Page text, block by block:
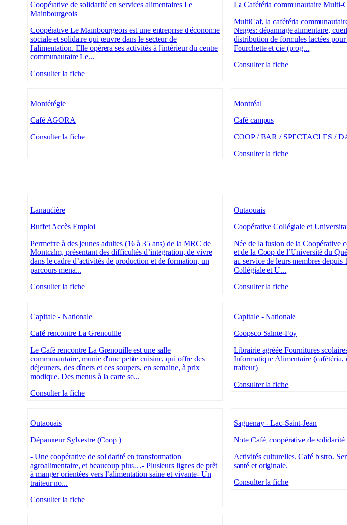
Coopérative de solidarité en services alimentaires Le
Mainbourgeois
Coopérative Le Mainbourgeois est une entreprise d'économie
sociale et solidaire qui œuvre dans le secteur de
l'alimentation. Elle opérera ses activités à l'intérieur du centre
communautaire Le...
Consulter la fiche
La Cafétéria communautaire Multi-
MultiCaf, la cafétéria
Neiges: dépannage alimentaire,
distribution de formules lactées pour
Fourchette et cie (prog...
Consulter la fiche
Montérégie
Café AGORA
Consulter la fiche
Montréal
Café campus
COOP / BAR / SPECTACLES /
Consulter la fiche
Lanaudière
Buffet Accès Emploi
Permettre à des jeunes adultes (16 à 35 ans) de la MRC de
Montcalm, présentant des difficultés d’intégration, de vivre
dans le cadre d’activités de production et de formation, un
parcours mena...
Consulter la fiche
Outaouais
Coopérative Collégiale et
Née de la fusion de la Coopérative
et de la Coop de l’Université du
au service de leurs membres depuis
Collégiale et U...
Consulter la fiche
Capitale - Nationale
Café rencontre La Grenouille
Le Café rencontre La Grenouille est une salle
communautaire, munie d'une petite cuisine, qui offre des
déjeuners, des dîners et des soupers, en semaine, à prix
modique. Des menus à la carte so...
Consulter la fiche
Capitale - Nationale
Coopsco Sainte-Foy
Librairie agréée Fournitures
Informatique Alimentaire (cafétéria,
traiteur)
Consulter la fiche
Outaouais
Dépanneur Sylvestre (Coop.)
- Une coopérative de solidarité en transformation
agroalimentaire, et beaucoup plus…- Plusieurs lignes de prêt
à manger orientées vers l’alimentation saine et vivante- Un
traiteur no...
Consulter la fiche
Saguenay - Lac-Saint-Jean
Note Café, coopérative de solidarité
Activités culturelles. Café bistro.
santé et originale.
Consulter la fiche